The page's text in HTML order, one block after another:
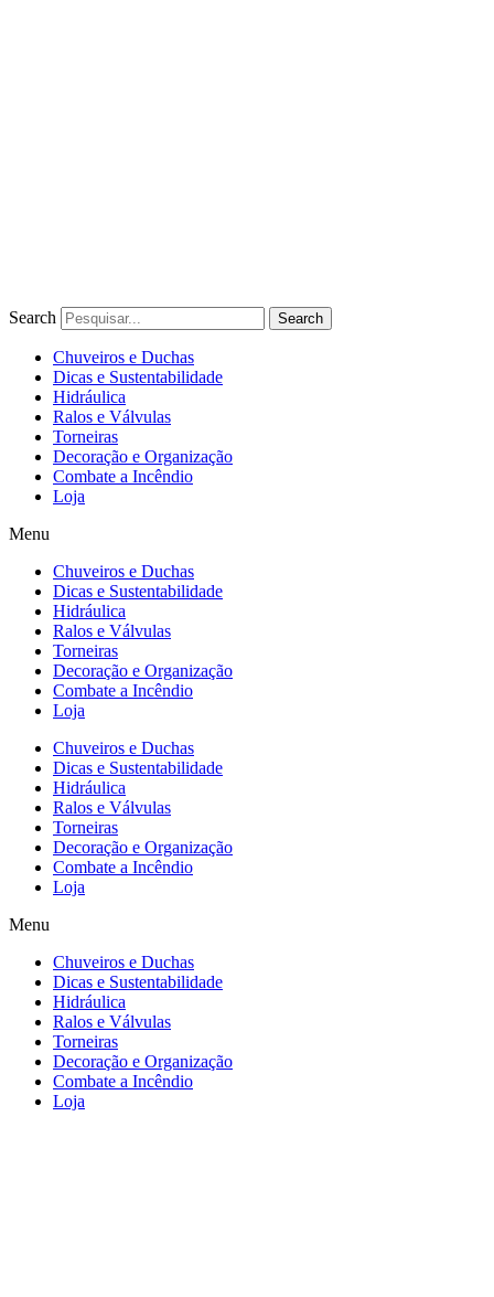
Search Search
Chuveiros e Duchas
Dicas e Sustentabilidade
Hidráulica
Ralos e Válvulas
Torneiras
Decoração e Organização
Combate a Incêndio
Loja
Menu
Chuveiros e Duchas
Dicas e Sustentabilidade
Hidráulica
Ralos e Válvulas
Torneiras
Decoração e Organização
Combate a Incêndio
Loja
Chuveiros e Duchas
Dicas e Sustentabilidade
Hidráulica
Ralos e Válvulas
Torneiras
Decoração e Organização
Combate a Incêndio
Loja
Menu
Chuveiros e Duchas
Dicas e Sustentabilidade
Hidráulica
Ralos e Válvulas
Torneiras
Decoração e Organização
Combate a Incêndio
Loja